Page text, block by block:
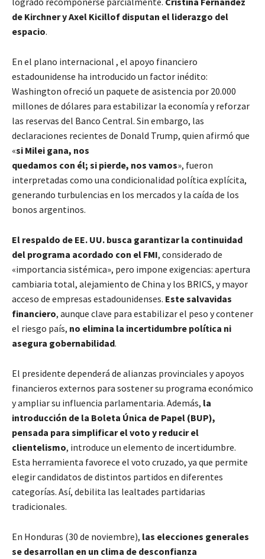
de Kirchner y Axel Kicillof disputan el liderazgo del
espacio.
En el plano internacional , el apoyo financiero
estadounidense ha introducido un factor inédito:
Washington ofreció un paquete de asistencia por 20.000
millones de dólares para estabilizar la economía y reforzar
las reservas del Banco Central. Sin embargo, las
declaraciones recientes de Donald Trump, quien afirmó que
«si Milei gana, nos
quedamos con él; si pierde, nos vamos», fueron
interpretadas como una condicionalidad política explícita,
generando turbulencias en los mercados y la caída de los
bonos argentinos.
El respaldo de EE. UU. busca garantizar la continuidad
del programa acordado con el FMI, considerado de
«importancia sistémica», pero impone exigencias: apertura
cambiaria total, alejamiento de China y los BRICS, y mayor
acceso de empresas estadounidenses. Este salvavidas
financiero, aunque clave para estabilizar el peso y contener
el riesgo país, no elimina la incertidumbre política ni
asegura gobernabilidad.
El presidente dependerá de alianzas provinciales y apoyos
financieros externos para sostener su programa económico
y ampliar su influencia parlamentaria. Además, la
introducción de la Boleta Única de Papel (BUP),
pensada para simplificar el voto y reducir el
clientelismo, introduce un elemento de incertidumbre.
Esta herramienta favorece el voto cruzado, ya que permite
elegir candidatos de distintos partidos en diferentes
categorías. Así, debilita las lealtades partidarias
tradicionales.
En Honduras (30 de noviembre), las elecciones generales
se desarrollan en un clima de desconfianza